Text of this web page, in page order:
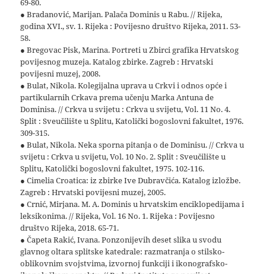
69-80.
● Bradanović, Marijan. Palača Dominis u Rabu. // Rijeka,
godina XVI., sv. 1. Rijeka : Povijesno društvo Rijeka, 2011. 53-
58.
● Bregovac Pisk, Marina. Portreti u Zbirci grafika Hrvatskog
povijesnog muzeja. Katalog zbirke. Zagreb : Hrvatski
povijesni muzej, 2008.
● Bulat, Nikola. Kolegijalna uprava u Crkvi i odnos opće i
partikularnih Crkava prema učenju Marka Antuna de
Dominisa. // Crkva u svijetu : Crkva u svijetu, Vol. 11 No. 4.
Split : Sveučilište u Splitu, Katolički bogoslovni fakultet, 1976.
309-315.
● Bulat, Nikola. Neka sporna pitanja o de Dominisu. // Crkva u
svijetu : Crkva u svijetu, Vol. 10 No. 2. Split : Sveučilište u
Splitu, Katolički bogoslovni fakultet, 1975. 102-116.
● Cimelia Croatica: iz zbirke Ive Dubravčića. Katalog izložbe.
Zagreb : Hrvatski povijesni muzej, 2005.
● Crnić, Mirjana. M. A. Dominis u hrvatskim enciklopedijama i
leksikonima. // Rijeka, Vol. 16 No. 1. Rijeka : Povijesno
društvo Rijeka, 2018. 65-71.
● Čapeta Rakić, Ivana. Ponzonijevih deset slika u svodu
glavnog oltara splitske katedrale: razmatranja o stilsko-
oblikovnim svojstvima, izvornoj funkciji i ikonografsko-